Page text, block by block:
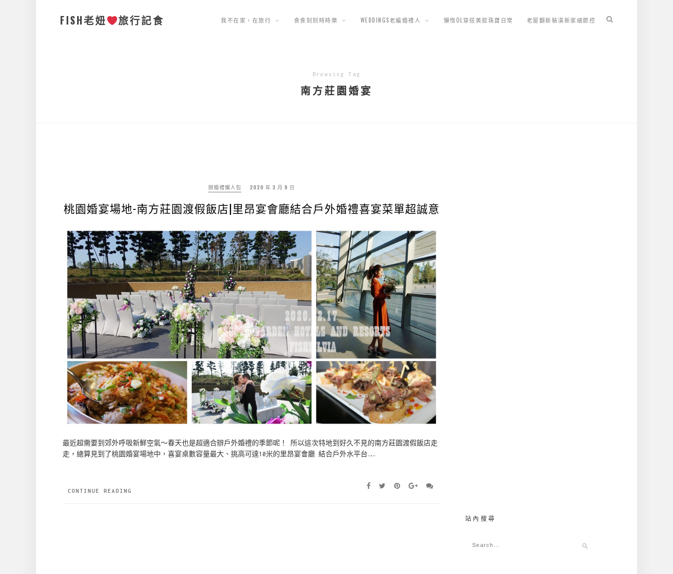
FISH老妞 旅行記食 我不在家，在旅行 食食刻刻時時樂 WEDDINGS老編婚禮人 懶惰OL穿搭美妝珠寶日常 老屋翻新裝潢新家細節控
Browsing Tag
南方莊園婚宴
辦婚禮懶人包 2020 年 3 月 9 日
桃園婚宴場地-南方莊園渡假飯店|里昂宴會廳結合戶外婚禮喜宴菜單超誠意
最近超需要到郊外呼吸新鮮空氣～春天也是超適合辦戶外婚禮的季節呢！ 所以這次特地到好久不見的南方莊園渡假飯店走
走，總算見到了桃園婚宴場地中，喜宴桌數容量最大、挑高可達10米的里昂宴會廳 結合戶外水平台……
CONTINUE READING
站內搜尋